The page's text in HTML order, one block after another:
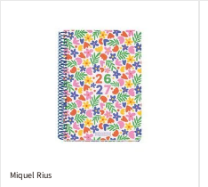
Miquel Rius